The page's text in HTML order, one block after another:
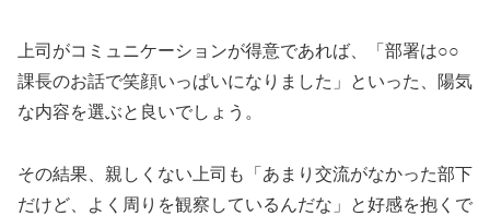
上司がコミュニケーションが得意であれば、「部署は○○
課長のお話で笑顔いっぱいになりました」といった、陽気
な内容を選ぶと良いでしょう。
その結果、親しくない上司も「あまり交流がなかった部下
だけど、よく周りを観察しているんだな」と好感を抱くで